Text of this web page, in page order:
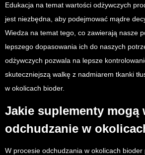
Edukacja na temat wartości odżywczych
jest niezbędna, aby podejmować mądre
Wiedza na temat tego, co zawierają nasze
lepszego dopasowania ich do naszych
odżywczych pozwala na lepsze
skuteczniejszą walkę z nadmiarem tkanki
w okolicach bioder.
Jakie suplementy mogą
odchudzanie w
W procesie odchudzania w okolicach